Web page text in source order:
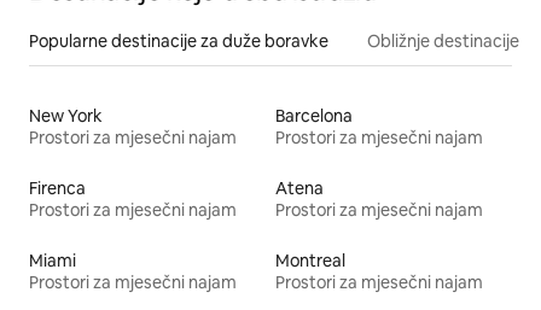
Popularne destinacije za duže boravke Obližnje destinacije
New York
Prostori za mjesečni najam
Barcelona
Prostori za mjesečni najam
Firenca
Prostori za mjesečni najam
Atena
Prostori za mjesečni najam
Miami
Prostori za mjesečni najam
Montreal
Prostori za mjesečni najam